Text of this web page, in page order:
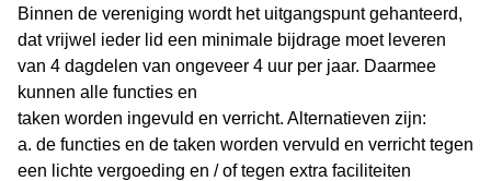
Binnen de vereniging wordt het uitgangspunt gehanteerd,
dat vrijwel ieder lid een minimale bijdrage moet leveren
van 4 dagdelen van ongeveer 4 uur per jaar. Daarmee
kunnen alle functies en
taken worden ingevuld en verricht. Alternatieven zijn:
a. de functies en de taken worden vervuld en verricht tegen
een lichte vergoeding en / of tegen extra faciliteiten